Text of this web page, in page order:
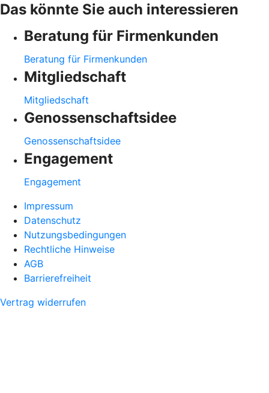
Das könnte Sie auch interessieren
Beratung für Firmenkunden
Beratung für Firmenkunden
Mitgliedschaft
Mitgliedschaft
Genossenschaftsidee
Genossenschaftsidee
Engagement
Engagement
Impressum
Datenschutz
Nutzungsbedingungen
Rechtliche Hinweise
AGB
Barrierefreiheit
Vertrag widerrufen